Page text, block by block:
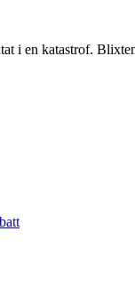
i en katastrof.